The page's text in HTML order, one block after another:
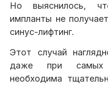
Но выяснилось,
импланты не
синус-лифтинг.
Этот случай
даже при самых
необходима